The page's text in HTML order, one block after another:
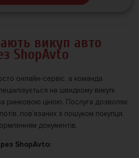
викуп авто
ShopAvto
онлайн-сервіс, а команда
на швидкому викупі
ринковою ціною. Послуга дозволяє
пов’язаних з пошуком покупця,
документів.
ShopAvto: